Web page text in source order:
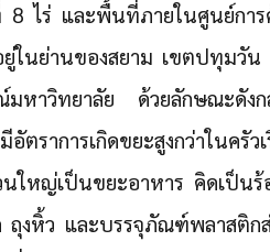
8 ไร่ และพื้นที่ภายในศูนย์กา
ยู่ในย่านของสยาม เขตปทุมวั
มหาวิทยาลัย ด้วยลักษณะดัง
ตราการเกิดขยะสูงกว่าในค
หญ่เป็นขยะอาหาร คิดเป็นร้
งหิ้ว และบรรจุภัณฑ์พลาสติก